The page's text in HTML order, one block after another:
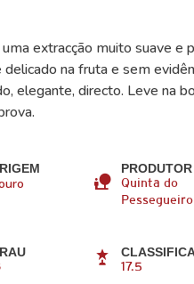
extracção muito suave e
na fruta e sem
elegante, directo. Leve na
PRODUTOR
Quinta do
Pessegueiro
17.5